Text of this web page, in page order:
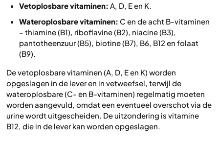
Vetoplosbare vitaminen: A, D, E en K.
Wateroplosbare vitaminen: C en de acht B-vitaminen
– thiamine (B1), riboflavine (B2), niacine (B3),
pantotheenzuur (B5), biotine (B7), B6, B12 en folaat
(B9).
De vetoplosbare vitaminen (A, D, E en K) worden
opgeslagen in de lever en in vetweefsel, terwijl de
wateroplosbare (C- en B-vitaminen) regelmatig moeten
worden aangevuld, omdat een eventueel overschot via de
urine wordt uitgescheiden. De uitzondering is vitamine
B12, die in de lever kan worden opgeslagen.